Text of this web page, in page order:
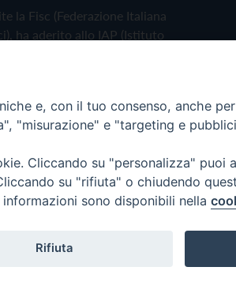
la Fisc (Federazione Italiana
ha aderito allo IAP (Istituto
Policy
e, con il tuo consenso, anche
"misurazione" e "targeting e
Cliccando su "personalizza" puoi
su "rifiuta" o chiudendo
sono disponibili nella
Rifiuta